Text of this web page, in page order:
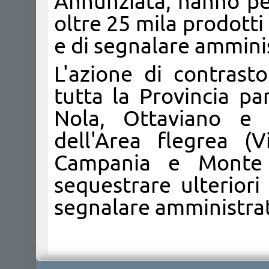
oltre 25 mila prodotti
e di segnalare
L'azione di
tutta la Provincia
Nola, Ottaviano e
dell'Area flegrea
Campania e
sequestrare
segnalare